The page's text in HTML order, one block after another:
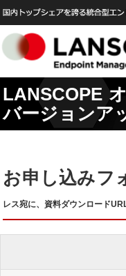
LANSCOPE
バージョンア
お申し込みフ
レス宛に、資料ダウンロード